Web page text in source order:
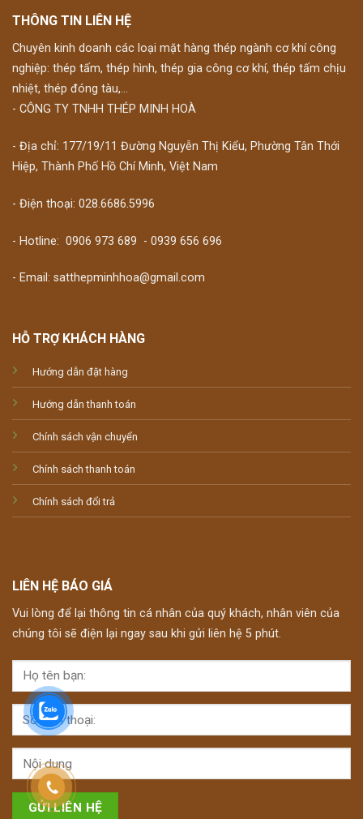
THÔNG TIN LIÊN HỆ
Chuyên kinh doanh các loại mặt hàng thép ngành cơ khí công
nghiệp: thép tấm, thép hình, thép gia công cơ khí, thép tấm chịu
nhiệt, thép đóng tàu,...
- CÔNG TY TNHH THÉP MINH HOÀ
- Địa chỉ: 177/19/11 Đường Nguyễn Thị Kiểu, Phường Tân Thới
Hiệp, Thành Phố Hồ Chí Minh, Việt Nam
- Điện thoại: 028.6686.5996
- Hotline: 0906 973 689 - 0939 656 696
- Email: satthepminhhoa@gmail.com
HỖ TRỢ KHÁCH HÀNG
Hướng dẫn đặt hàng
Hướng dẫn thanh toán
Chính sách vận chuyển
Chính sách thanh toán
Chính sách đổi trả
LIÊN HỆ BÁO GIÁ
Vui lòng để lại thông tin cá nhân của quý khách, nhân viên của
chúng tôi sẽ điện lại ngay sau khi gửi liên hệ 5 phút.